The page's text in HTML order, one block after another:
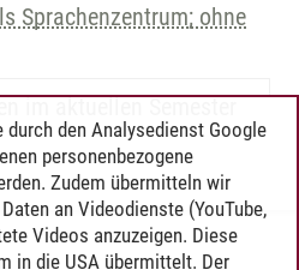
Sprachenzentrum; ohne
im aktuellen Semester
den Analysedienst Google
personenbezogene
Zudem übermitteln wir
an Videodienste (YouTube,
Videos anzuzeigen. Diese
in die USA übermittelt. Der